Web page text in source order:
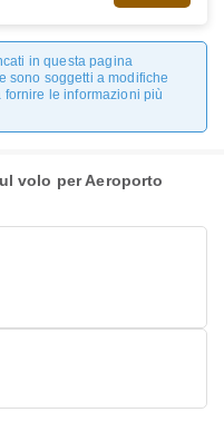
in questa pagina
sono soggetti a modifiche
le informazioni più
volo per Aeroporto